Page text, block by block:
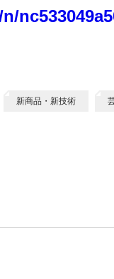
新商品・新技術